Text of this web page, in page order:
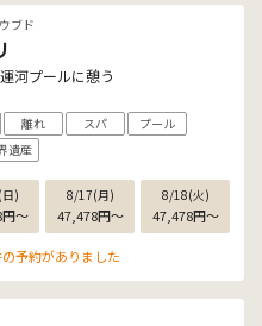
ブド
河プールに憩う
離れ スパ
プール
遺産
)
円〜
8/17(月)
47,478円〜
8/18(火)
47,478円〜
予約がありました